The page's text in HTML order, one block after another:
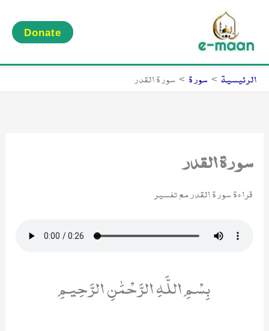
المحتوى
Donate
الرئيسية سورة سورة القدر
سورة القدر
قراءة سورة القدر مع تفسير
بِسْمِ اللَّهِ الرَّحْمَٰنِ الرَّحِيمِ